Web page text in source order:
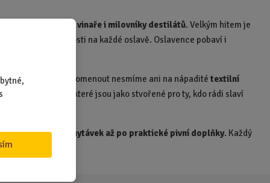
dárky pro pivaře, vinaře i milovníky destilátů. Velkým hitem je
středem pozornosti na každé oslavě. Oslavence pobaví i
každou párty. Zapomenout nesmíme ani na nápaditétextilní
další vychytávky, které jsou jako stvořené pro ty, kdo rádi slaví
vychytávek až po praktické pivní doplňky. Každý